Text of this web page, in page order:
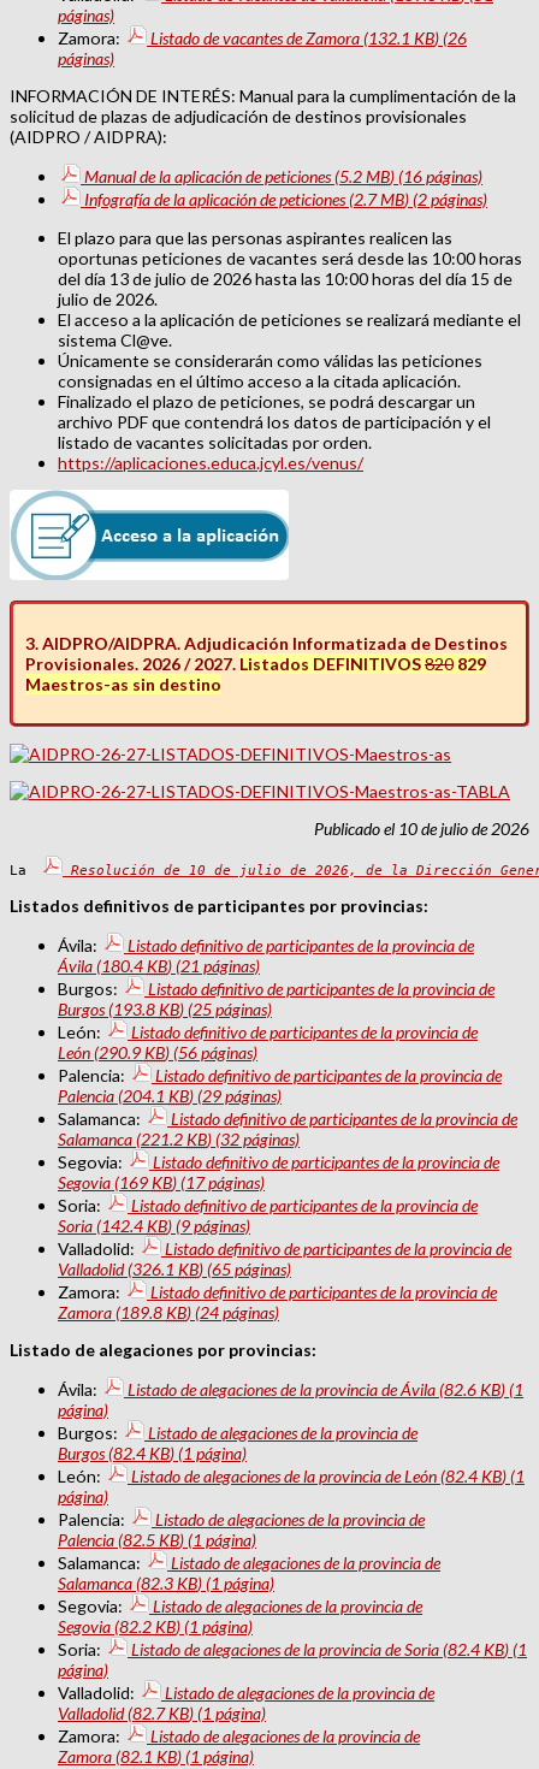
páginas)
Zamora:
Listado de vacantes de Zamora(132.1 KB)(26
páginas)
INFORMACIÓN DE INTERÉS: Manual para la cumplimentación de la
solicitud de plazas de adjudicación de destinos provisionales
(AIDPRO / AIDPRA):
Manual de la aplicación de peticiones(5.2MB)(16 páginas)
Infografía de la aplicación de peticiones(2.7MB)(2 páginas)
El plazo para que las personas aspirantes realicen las
oportunas peticiones de vacantes será desde las 10:00 horas
del día 13 de julio de 2026 hasta las 10:00 horas del día 15 de
julio de 2026.
El acceso a la aplicación de peticiones se realizará mediante el
sistema Cl@ve.
Únicamente se considerarán como válidas las peticiones
consignadas en el último acceso a la citada aplicación.
Finalizado el plazo de peticiones, se podrá descargar un
archivo PDF que contendrá los datos de participación y el
listado de vacantes solicitadas por orden.
https://aplicaciones.educa.jcyl.es/venus/
3. AIDPRO/AIDPRA. Adjudicación Informatizada de Destinos
Provisionales. 2026 / 2027. Listados DEFINITIVOS820 829
Maestros-as sin destino
Publicado el 10 de julio de 2026
La Resolución de 10 de julio de 2026, de la Dirección
Listados definitivos de participantes por provincias:
Ávila:
Listado definitivo de participantes de la provincia de
Ávila(180.4 KB)(21 páginas)
Burgos:
Listado definitivo de participantes de la provincia de
Burgos(193.8 KB)(25 páginas)
León:
Listado definitivo de participantes de la provincia de
León(290.9 KB)(56 páginas)
Palencia:
Listado definitivo de participantes de la provincia de
Palencia(204.1 KB)(29 páginas)
Salamanca:
Listado definitivo de participantes de la provincia de
Salamanca(221.2 KB)(32 páginas)
Segovia:
Listado definitivo de participantes de la provincia de
Segovia(169 KB)(17 páginas)
Soria:
Listado definitivo de participantes de la provincia de
Soria(142.4 KB)(9 páginas)
Valladolid:
Listado definitivo de participantes de la provincia de
Valladolid(326.1 KB)(65 páginas)
Zamora:
Listado definitivo de participantes de la provincia de
Zamora(189.8 KB)(24 páginas)
Listado de alegaciones por provincias:
Ávila:
Listado de alegaciones de la provincia de Ávila(82.6KB)(1
página)
Burgos:
Listado de alegaciones de la provincia de
Burgos(82.4KB)(1 página)
León:
Listado de alegaciones de la provincia de León(82.4KB)(1
página)
Palencia:
Listado de alegaciones de la provincia de
Palencia(82.5KB)(1 página)
Salamanca:
Listado de alegaciones de la provincia de
Salamanca(82.3KB)(1 página)
Segovia:
Listado de alegaciones de la provincia de
Segovia(82.2KB)(1 página)
Soria:
Listado de alegaciones de la provincia de Soria(82.4KB)(1
página)
Valladolid:
Listado de alegaciones de la provincia de
Valladolid(82.7KB)(1 página)
Zamora:
Listado de alegaciones de la provincia de
Zamora(82.1 KB)(1 página)